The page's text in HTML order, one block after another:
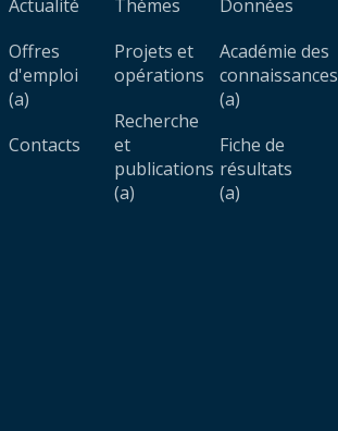
Actualité
Offres
d'emploi
(a)
Contacts
Thèmes
Projets et
opérations
Recherche
et
publications
(a)
Données
Académie des
connaissances
(a)
Fiche de
résultats
(a)